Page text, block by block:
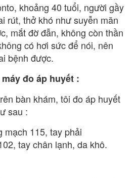
khoảng 40 tuổi, người gầy
rút, thở khó như suyễn mãn
mắt đờ đẫn, không còn thần
có hơi sức để nói, nên
bệnh được.
đo áp huyết :
bàn khám, tôi đo áp huyết
sau :
mạch 115, tay phải
tay chân lạnh, da khô.